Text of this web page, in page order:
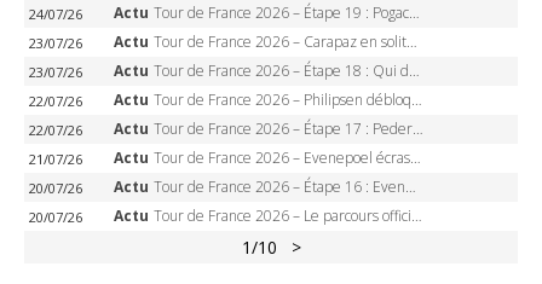
24/07/26 Actu Tour de France 2026 – Étape 19 : Pogacar peut-il enfin dompter l’Alpe d’Huez ?
23/07/26 Actu Tour de France 2026 – Carapaz en solitaire à Orcières-Merlette, Paret-Peintre à un point du maillot à pois
23/07/26 Actu Tour de France 2026 – Étape 18 : Qui domptera Orcières-Merlette, première marche vers l’Alpe d’Huez ?
22/07/26 Actu Tour de France 2026 – Philipsen débloque son compteur à Voiron, Pedersen en danger pour le maillot vert
22/07/26 Actu Tour de France 2026 – Étape 17 : Pedersen peut-il verrouiller le maillot vert à Voiron ?
21/07/26 Actu Tour de France 2026 – Evenepoel écrase le chrono d’Évian, Seixas 4e, Lipowitz abandonne
20/07/26 Actu Tour de France 2026 – Étape 16 : Evenepoel, Pogacar, Ganna… qui domptera le chrono d’Évian pour redessiner le podium ?
20/07/26 Actu Tour de France 2026 – Le parcours officiel complet : 21 étapes, profils, carte et dates
1/10 >